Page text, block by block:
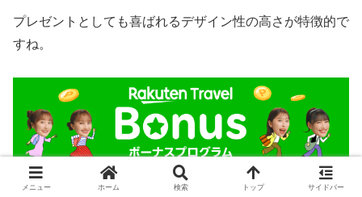
プレゼントとしても喜ばれるデザイン性の高さが特徴的で
すね。
メニュー ホーム 検索 トップ サイドバー